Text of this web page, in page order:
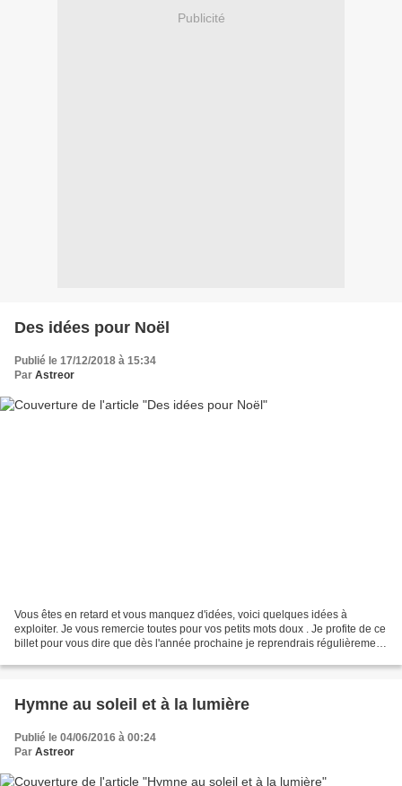
Publicité
Des idées pour Noël
Publié le 17/12/2018 à 15:34
Par Astreor
Vous êtes en retard et vous manquez d'idées, voici quelques idées à
exploiter. Je vous remercie toutes pour vos petits mots doux . Je profite de ce
billet pour vous dire que dès l'année prochaine je reprendrais régulièrement
Hymne au soleil et à la lumière
Publié le 04/06/2016 à 00:24
Par Astreor